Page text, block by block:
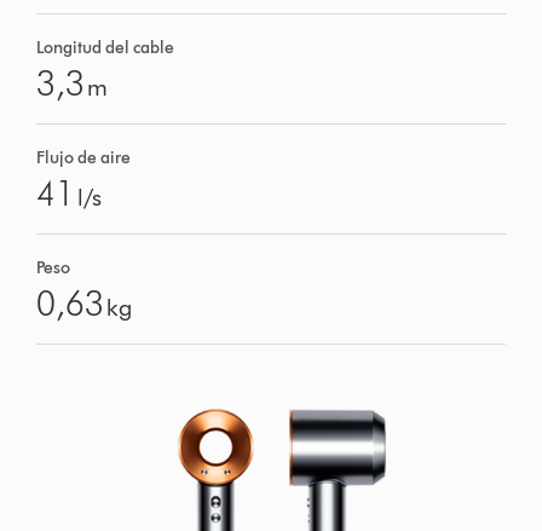
Longitud del cable
3,3 m
Flujo de aire
41 l/s
Peso
0,63 kg